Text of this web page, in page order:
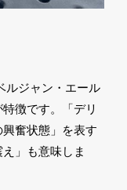
ルジャン・エール
徴です。「デリ
奮状態」を表す
」も意味しま